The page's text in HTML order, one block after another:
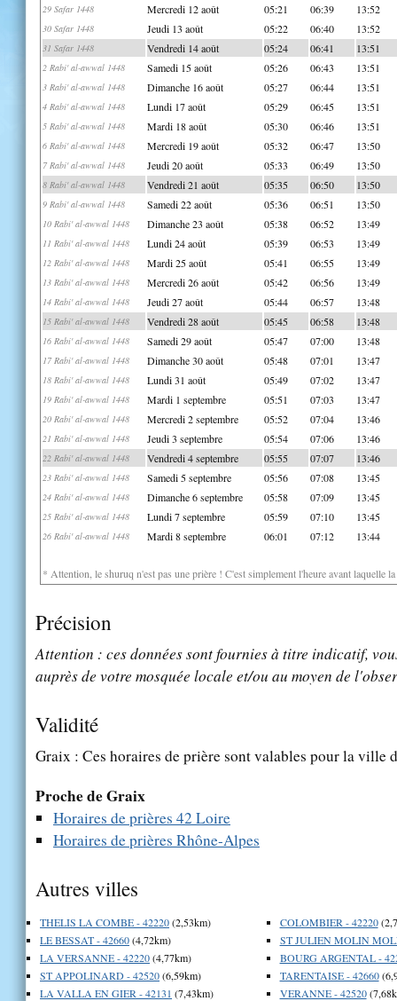
29 Safar 1448 Mercredi 12 août 05:21 06:39 13:52
30 Safar 1448 Jeudi 13 août 05:22 06:40 13:52
31 Safar 1448 Vendredi 14 août 05:24 06:41 13:51
2 Rabi' al-awwal 1448 Samedi 15 août 05:26 06:43 13:51
3 Rabi' al-awwal 1448 Dimanche 16 août 05:27 06:44 13:51
4 Rabi' al-awwal 1448 Lundi 17 août 05:29 06:45 13:51
5 Rabi' al-awwal 1448 Mardi 18 août 05:30 06:46 13:51
6 Rabi' al-awwal 1448 Mercredi 19 août 05:32 06:47 13:50
7 Rabi' al-awwal 1448 Jeudi 20 août 05:33 06:49 13:50
8 Rabi' al-awwal 1448 Vendredi 21 août 05:35 06:50 13:50
9 Rabi' al-awwal 1448 Samedi 22 août 05:36 06:51 13:50
10 Rabi' al-awwal 1448 Dimanche 23 août 05:38 06:52 13:49
11 Rabi' al-awwal 1448 Lundi 24 août 05:39 06:53 13:49
12 Rabi' al-awwal 1448 Mardi 25 août 05:41 06:55 13:49
13 Rabi' al-awwal 1448 Mercredi 26 août 05:42 06:56 13:49
14 Rabi' al-awwal 1448 Jeudi 27 août 05:44 06:57 13:48
15 Rabi' al-awwal 1448 Vendredi 28 août 05:45 06:58 13:48
16 Rabi' al-awwal 1448 Samedi 29 août 05:47 07:00 13:48
17 Rabi' al-awwal 1448 Dimanche 30 août 05:48 07:01 13:47
18 Rabi' al-awwal 1448 Lundi 31 août 05:49 07:02 13:47
19 Rabi' al-awwal 1448 Mardi 1 septembre 05:51 07:03 13:47
20 Rabi' al-awwal 1448 Mercredi 2 septembre 05:52 07:04 13:46
21 Rabi' al-awwal 1448 Jeudi 3 septembre 05:54 07:06 13:46
22 Rabi' al-awwal 1448 Vendredi 4 septembre 05:55 07:07 13:46
23 Rabi' al-awwal 1448 Samedi 5 septembre 05:56 07:08 13:45
24 Rabi' al-awwal 1448 Dimanche 6 septembre 05:58 07:09 13:45
25 Rabi' al-awwal 1448 Lundi 7 septembre 05:59 07:10 13:45
26 Rabi' al-awwal 1448 Mardi 8 septembre 06:01 07:12 13:44
* Attention, le shuruq n'est pas une prière ! C'est simplement l'heure avant laquelle
Précision
Attention : ces données sont fournies à titre indicatif,
auprès de votre mosquée locale et/ou au moyen de
Validité
Graix : Ces horaires de prière sont valables pour la ville
Proche de Graix
Horaires de prières 42 Loire
Horaires de prières Rhône-Alpes
Autres villes
THELIS LA COMBE - 42220(2,53km)
LE BESSAT - 42660(4,72km)
LA VERSANNE - 42220(4,77km)
ST APPOLINARD - 42520(6,59km)
LA VALLA EN GIER - 42131 (7,43km)
COLOMBIER - 42220
ST JULIEN MOLIN
BOURG ARGENTAL -
TARENTAISE - 42660
VERANNE - 42520